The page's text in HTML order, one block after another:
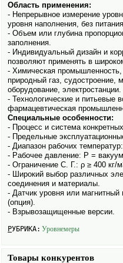
Область применения:
- Непрерывное измерение
уровня наполнения, без
- Объем или глубина
заполнения.
- Индивидуальный дизайн и
позволяют применять в
- Химическая
природный газ, судостроение,
обору­дование, электро­станции.
- Технологические и питьевые
фармацевтическая
Cпециальные особенности:
- Процесс и система
- Предельные
- Диапазон рабочих
- Рабочее давление: P =
- Ограничение С. Г.: ρ ≥ 400 кг/
- Широкий выбор различных
соединения и материалы.
- Датчик уровня или
(опция).
- Взрывозащищенные версии.
РУБРИКА: Уровнемеры
Товары конкурентов